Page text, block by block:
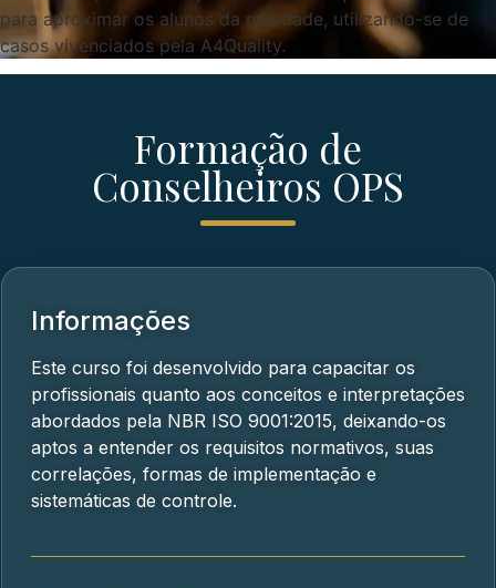
para aproximar os alunos da realidade, utilizando-se de
casos vivenciados pela A4Quality.
Formação de
Conselheiros OPS
Informações
Este curso foi desenvolvido para capacitar os
profissionais quanto aos conceitos e interpretações
abordados pela NBR ISO 9001:2015, deixando-os
aptos a entender os requisitos normativos, suas
correlações, formas de implementação e
sistemáticas de controle.